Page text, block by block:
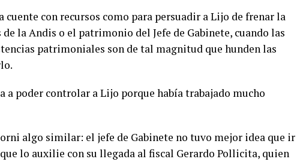
cuente con recursos como para persuadir a Lijo de frenar la
la Andis o el patrimonio del Jefe de Gabinete, cuando las
patrimoniales son de tal magnitud que hunden las
a poder controlar a Lijo porque había trabajado mucho
algo similar: el jefe de Gabinete no tuvo mejor idea que ir
lo auxilie con su llegada al fiscal Gerardo Pollicita, quien